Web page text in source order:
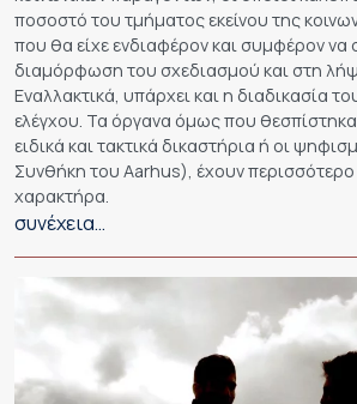
ποσοστό του τμήματος εκείνου της
που θα είχε ενδιαφέρον και συμφέρον να
διαμόρφωση του σχεδιασμού και στη
Εναλλακτικά, υπάρχει και η διαδικασία
ελέγχου. Τα όργανα όμως που
ειδικά και τακτικά δικαστήρια ή οι
Συνθήκη του Aarhus), έχουν
χαρακτήρα.
συνέχεια…